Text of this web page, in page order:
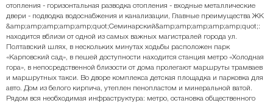
отопления - горизонтальная разводка отопления - входные металлические
двери - подводка водоснабжения и канализации, Главные преимущества ЖК
&amp;amp;amp;amp;amp;quot;Семинарский&amp;amp;amp;amp;amp;quot;:
находится вблизи от одной из самых важных магистралей города ул.
Полтавский шлях, в нескольких минутах ходьбы расположен парк
«Карповский сад», в пешей доступности находится станция метро «Холодная
гора», в непосредственной близости от дома пролегают маршруты трамваев
и маршрутных такси. Во дворе комплекса детская площадка и парковка для
авто. Дом из белого кирпича, утеплен пенопластом и минеральной ватой.
Рядом вся необходимая инфраструктура: метро, остановка общественного